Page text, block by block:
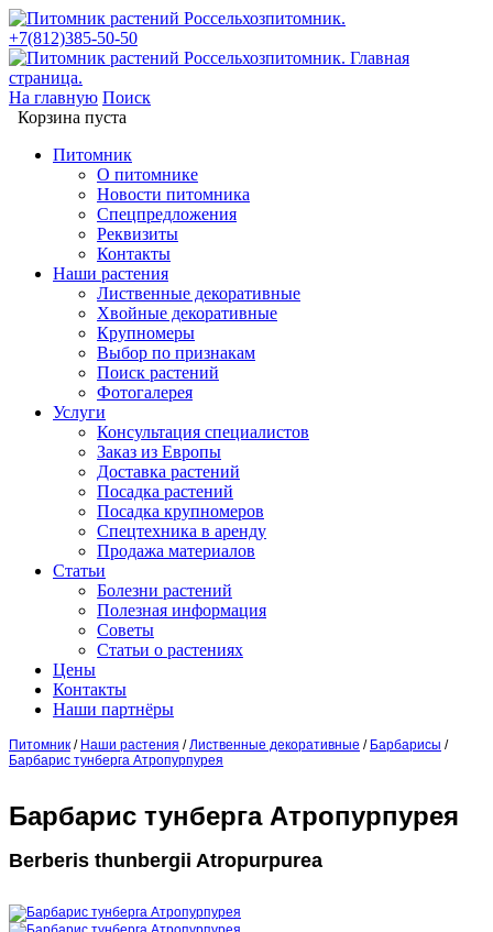
+7(812)385-50-50
На главную Поиск
Корзина пуста
Питомник
О питомнике
Новости питомника
Спецпредложения
Реквизиты
Контакты
Наши растения
Лиственные декоративные
Хвойные декоративные
Крупномеры
Выбор по признакам
Поиск растений
Фотогалерея
Услуги
Консультация специалистов
Заказ из Европы
Доставка растений
Посадка растений
Посадка крупномеров
Спецтехника в аренду
Продажа материалов
Статьи
Болезни растений
Полезная информация
Советы
Статьи о растениях
Цены
Контакты
Наши партнёры
Питомник / Наши растения /Лиственные декоративные / Барбарисы /
Барбарис тунберга Aтропурпурея
Барбарис тунберга Aтропурпурея
Berberis thunbergii Atropurpurea